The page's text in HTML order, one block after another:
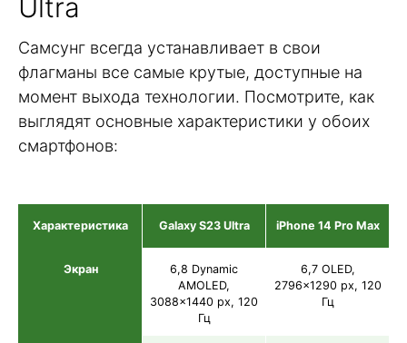
Ultra
Самсунг всегда устанавливает в свои
флагманы все самые крутые, доступные на
момент выхода технологии. Посмотрите, как
выглядят основные характеристики у обоих
смартфонов:
Характеристика Galaxy S23 Ultra iPhone 14 Pro Max
Экран
6,8 Dynamic
AMOLED,
3088×1440 px, 120
Гц
6,7 OLED,
2796×1290 px, 120
Гц